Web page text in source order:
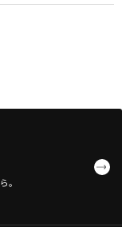
。